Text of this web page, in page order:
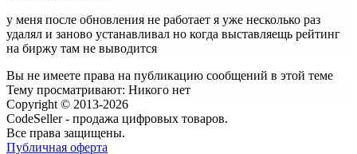
у меня после обновления не работает я уже несколько раз
удалял и заново устанавливал но когда выставляещь рейтинг
на биржу там не выводится
Вы не имеете права на публикацию сообщений в этой теме
Тему просматривают: Никого нет
Copyright © 2013-2026
CodeSeller - продажа цифровых товаров.
Все права защищены.
Публичная оферта